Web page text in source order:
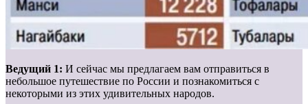
Ведущий 1: И сейчас мы предлагаем вам отправиться в
небольшое путешествие по России и познакомиться с
некоторыми из этих удивительных народов.